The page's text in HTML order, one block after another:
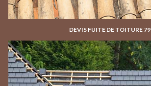
DEVIS FUITE DE TOITURE 79